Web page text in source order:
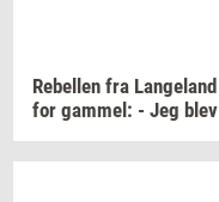
Re­bel­len fra Lan­geland
for gam­mel: - Jeg blev